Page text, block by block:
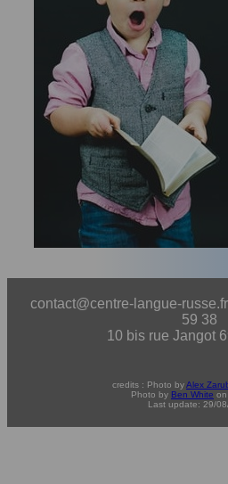
contact@centre-langue-
59 38
10 bis rue Jangot
credits : Photo byAlex
Photo by Ben White on
Last update: 29/